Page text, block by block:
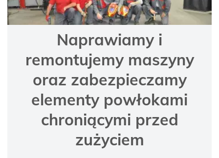
Naprawiamy i
remontujemy maszyny
oraz zabezpieczamy
elementy powłokami
chroniącymi przed
zużyciem